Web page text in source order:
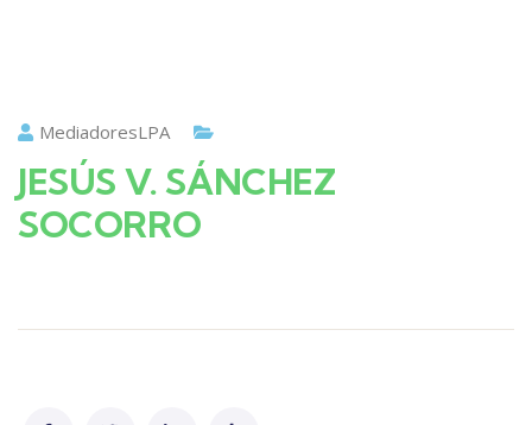
MediadoresLPA
JESÚS V. SÁNCHEZ
SOCORRO